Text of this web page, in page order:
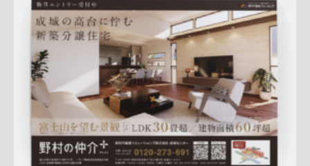
Update: 2026.03.17
マンションエリア広告 売却訴求 クール
プレ
ミアム
成城センターQRコード地域密着 物件広告
詳しく見る